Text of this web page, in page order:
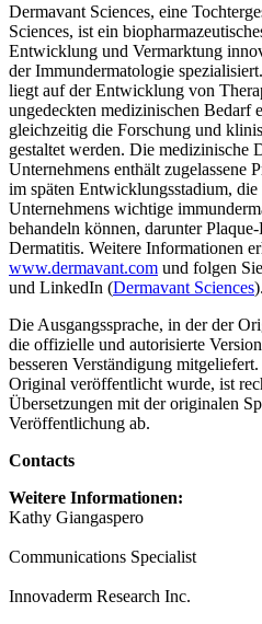
Dermavant Sciences, eine
Sciences, ist ein
Entwicklung und Vermarktung
der Immundermatologie
liegt auf der Entwicklung von
ungedeckten medizinischen Bedarf
gleichzeitig die Forschung und
gestaltet werden. Die medizinische
Unternehmens enthält zugelassene
im späten Entwicklungsstadium, die
Unternehmens wichtige
behandeln können, darunter
Dermatitis. Weitere Informationen
www.dermavant.com und folgen
und LinkedIn (Dermavant Sciences).
Die Ausgangssprache, in der der
die offizielle und autorisierte
besseren Verständigung
Original veröffentlicht wurde, ist
Übersetzungen mit der originalen
Veröffentlichung ab.
Contacts
Weitere Informationen:
Kathy Giangaspero
Communications Specialist
Innovaderm Research Inc.